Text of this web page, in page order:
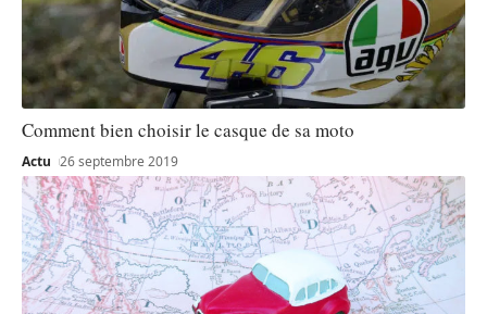
Comment bien choisir le casque de sa moto
Actu 26 septembre 2019